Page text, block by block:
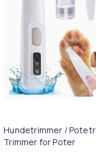
til HDMI-omformer
Hundetrimmer /
Trimmer for Poter